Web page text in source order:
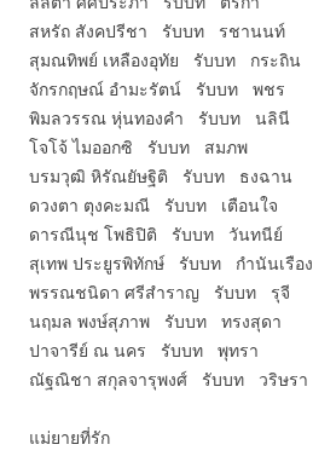
สหรัถ สังคปรีชา รับบท รชานนท์
สุมณทิพย์ เหลืองอุทัย รับบท กระถิน
จักรกฤษณ์ อำมะรัตน์ รับบท พชร
พิมลวรรณ หุ่นทองคำ รับบท นลินี
โจโจ้ ไมออกซิ รับบท สมภพ
บรมวุฒิ หิรัณยัษฐิติ รับบท ธงฉาน
ดวงตา ตุงคะมณี รับบท เตือนใจ
ดารณีนุช โพธิปิติ รับบท วันทนีย์
สุเทพ ประยูรพิทักษ์ รับบท กำนันเรือง
พรรณชนิดา ศรีสำราญ รับบท รุจี
นฤมล พงษ์สุภาพ รับบท ทรงสุดา
ปาจารีย์ ณ นคร รับบท พุทรา
ณัฐณิชา สกุลจารุพงศ์ รับบท วริษรา
แม่ยายที่รัก